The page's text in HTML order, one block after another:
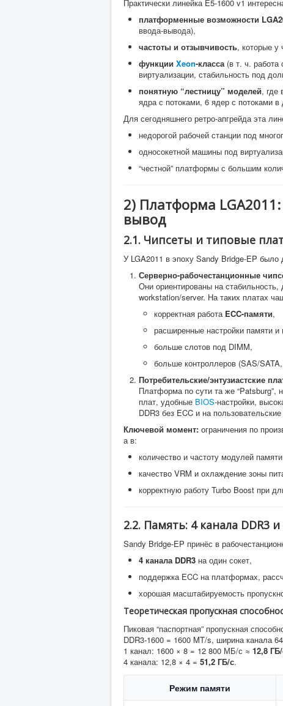
Практически линейка E5-1600 v1
платформенные возможности
ввода-вывода),
частоты и отзывчивость, которые у
функции Xeon-класса(в т. ч. работа
виртуализации, стабильность под
понятную “лестницу” моделей, где
ядра с потоками, 6 ядер с потоками в
Для сегодняшнего ретро-апгрейда эта
недорогой рабочей станции под
односокетной машины под
“честной” платформы с большим
2) Платформа
вывод
2.1. Чипсеты и типовые
У LGA2011 в эпоху Sandy Bridge-EP было
Серверно-рабочестанционные
Они ориентированы на
workstation/server. На таких платах
корректная работа ECC-памяти,
расширенные настройки памяти
больше слотов под DIMM,
больше контроллеров (SAS/
Потребительские/энтузиастские
Платформа по сути та же “Patsburg”,
плат, удобные BIOS-настройки,
DDR3 без ECC и на
Ключевой момент: ограничения по
а в:
количество и частоту модулей
качество VRM и охлаждение зоны
корректную работу Turbo Boost при
2.2. Память: 4 канала DDR3
Sandy Bridge-EP принёс в
4 канала DDR3 на один сокет,
поддержка ECC на платформах,
хорошая масштабируемость
Теоретическая пропускная
Пиковая “паспортная” пропускная
DDR3-1600 = 1600 MT/s, ширина канала
1 канал: 1600 × 8 = 12 800 МБ/с ≈ 12,8
4 канала: 12,8 × 4 = 51,2 ГБ/с.
Режим памяти